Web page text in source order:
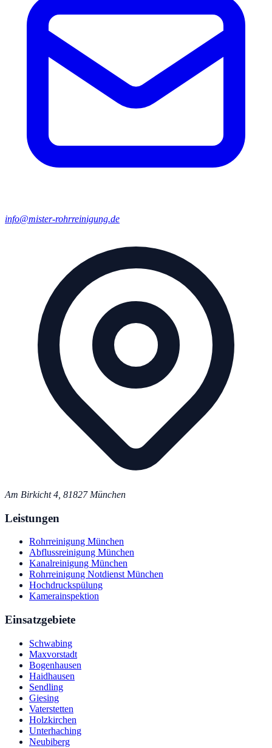
info@mister-rohrreinigung.de
Am Birkicht 4, 81827 München
Leistungen
Rohrreinigung München
Abflussreinigung München
Kanalreinigung München
Rohrreinigung Notdienst München
Hochdruckspülung
Kamerainspektion
Einsatzgebiete
Schwabing
Maxvorstadt
Bogenhausen
Haidhausen
Sendling
Giesing
Vaterstetten
Holzkirchen
Unterhaching
Neubiberg